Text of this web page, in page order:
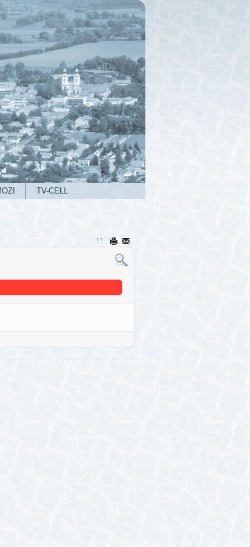
TV-CELL